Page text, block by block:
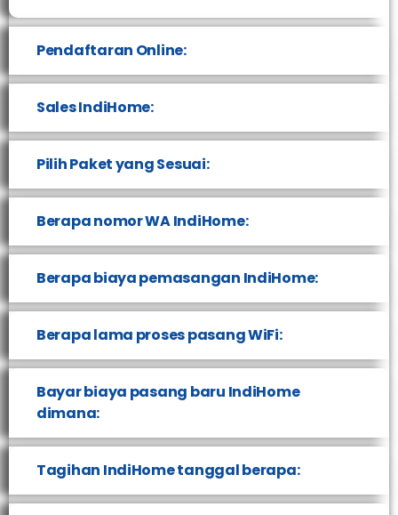
Pendaftaran Online:
Sales IndiHome:
Pilih Paket yang Sesuai:
Berapa nomor WA IndiHome:
Berapa biaya pemasangan IndiHome:
Berapa lama proses pasang WiFi:
Bayar biaya pasang baru IndiHome
dimana:
Tagihan IndiHome tanggal berapa: